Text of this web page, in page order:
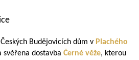
Budějovicích dům v Plachého
svěřena dostavba Černé věže, kterou